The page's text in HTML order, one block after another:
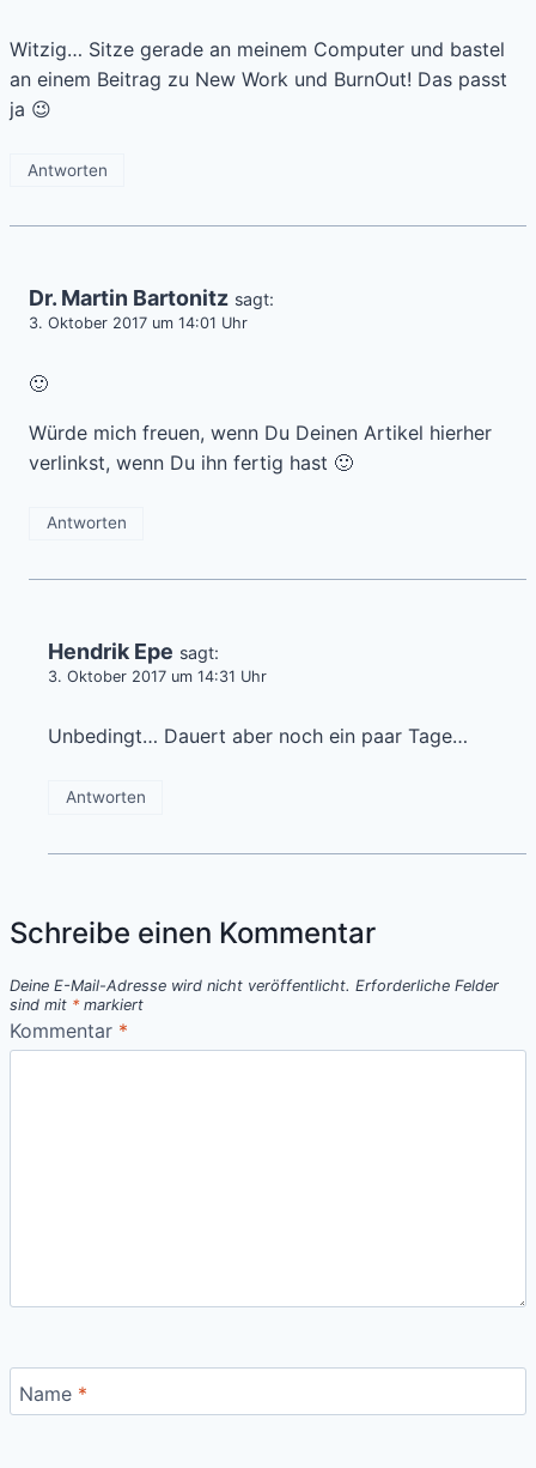
Witzig… Sitze gerade an meinem Computer und bastel
an einem Beitrag zu New Work und BurnOut! Das passt
ja 😉
Antworten
Dr. Martin Bartonitz sagt:
3. Oktober 2017 um 14:01 Uhr
🙂
Würde mich freuen, wenn Du Deinen Artikel hierher
verlinkst, wenn Du ihn fertig hast 🙂
Antworten
Hendrik Epe sagt:
3. Oktober 2017 um 14:31 Uhr
Unbedingt… Dauert aber noch ein paar Tage…
Antworten
Schreibe einen Kommentar
Deine E-Mail-Adresse wird nicht veröffentlicht. Erforderliche Felder
sind mit *markiert
Kommentar *
Name *